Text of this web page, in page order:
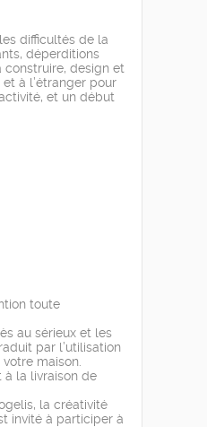
difficultés de la
déperditions
design et
à l’étranger pour
et un début
toute
au sérieux et les
par l’utilisation
maison.
à la livraison de
la créativité
invité à participer à